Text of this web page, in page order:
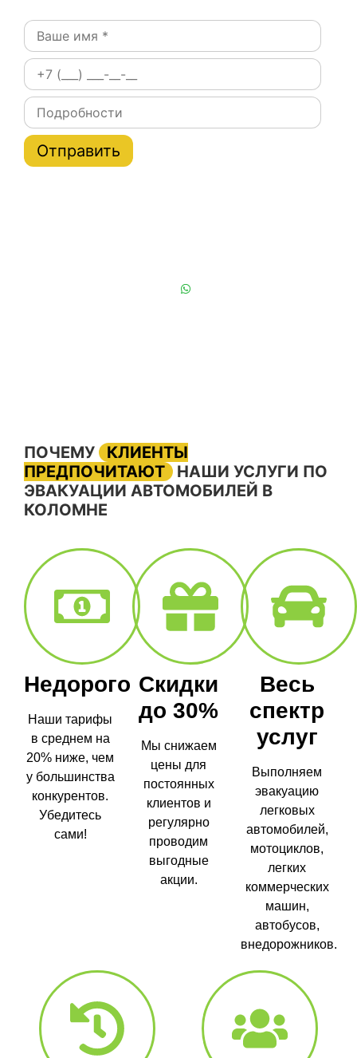
ПОЧЕМУ
КЛИЕНТЫ
ПРЕДПОЧИТАЮТ
НАШИ УСЛУГИ ПО
ЭВАКУАЦИИ АВТОМОБИЛЕЙ В
КОЛОМНЕ
Недорого
Наши тарифы
в среднем на
20% ниже, чем
у большинства
конкурентов.
Убедитесь
сами!
Скидки
до 30%
Мы снижаем
цены для
постоянных
клиентов и
регулярно
проводим
выгодные
акции.
Весь
спектр
услуг
Выполняем
эвакуацию
легковых
автомобилей,
мотоциклов,
легких
коммерческих
машин,
автобусов,
внедорожников.